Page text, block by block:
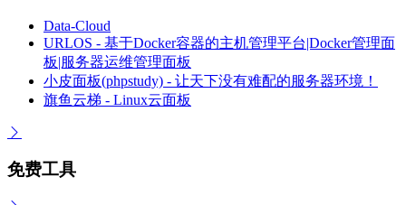
Data-Cloud
URLOS - 基于Docker容器的主机管理平台|Docker管理面
板|服务器运维管理面板
小皮面板(phpstudy) - 让天下没有难配的服务器环境！
旗鱼云梯 - Linux云面板
免费工具